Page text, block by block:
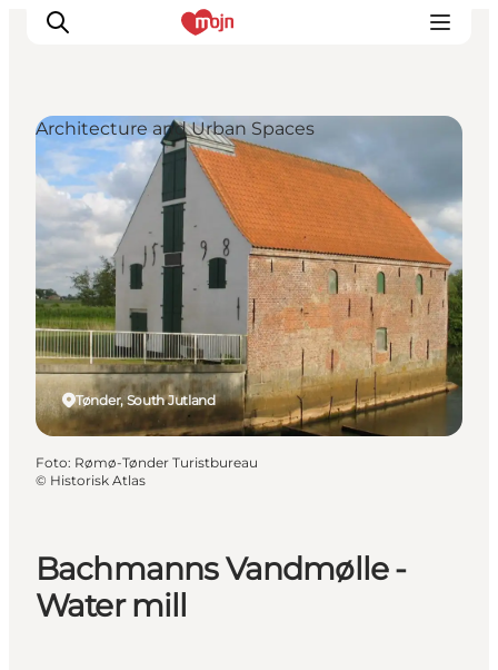
Activiteiten
Bestemmingen
Events
Accommodaties
Plan je reis
Booking
Bachmanns Vandmølle -
Water mill
Tønder, South Jutland
Architecture and Urban Spaces
Foto: Rømø-Tønder Turistbureau
© Historisk Atlas